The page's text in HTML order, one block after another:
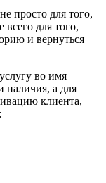
просто для того,
для того,
и вернуться
во имя
наличия, а для
клиента,